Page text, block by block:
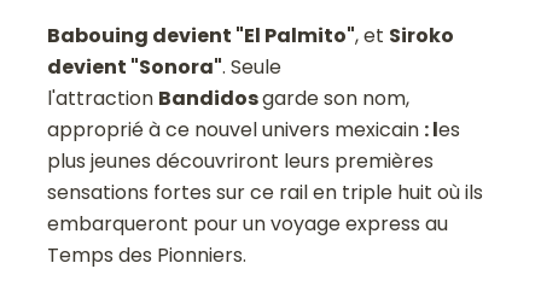
Babouing devient "El Palmito", et Siroko
devient "Sonora". Seule
l'attraction Bandidosgarde son nom,
approprié à ce nouvel univers mexicain : les
plus jeunes découvriront leurs premières
sensations fortes sur ce rail en triple huit où ils
embarqueront pour un voyage express au
Temps des Pionniers.